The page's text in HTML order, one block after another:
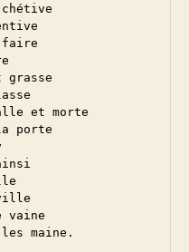
faire
grasse
et morte
porte
vaine